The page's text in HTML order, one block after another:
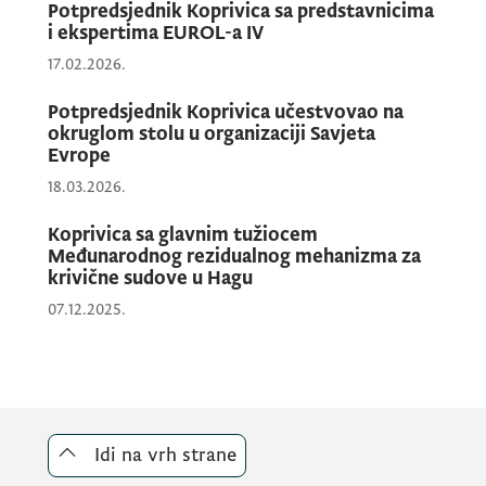
ugled Crne Gore.
U tom procesu, posebnu ulogu imalo je
Koordinaciono tijelo za popis i uništenje
duvanskih proizvoda u Slobodnoj zoni Luke
Bar, koje je sprovelo jedan od najzahtjevnijih
operativnih poduhvata u borbi protiv
krijumčarenja duvana u istoriji Crne Gore.
godinama predstavljali ozbiljan
Potpredsjednik Koprivica sa predstavnicima
i ekspertima EUROL-a IV
17.02.2026.
Potpredsjednik Koprivica učestvovao na
okruglom stolu u organizaciji Savjeta
Evrope
18.03.2026.
Koprivica sa glavnim tužiocem
Međunarodnog rezidualnog mehanizma za
krivične sudove u Hagu
07.12.2025.
Idi na vrh strane